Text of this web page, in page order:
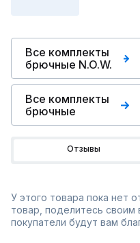
Все комплекты
брючные N.O.W.
Все комплекты
брючные
Отзывы
У этого товара пока нет
товар, поделитесь своим
покупатели будут вам